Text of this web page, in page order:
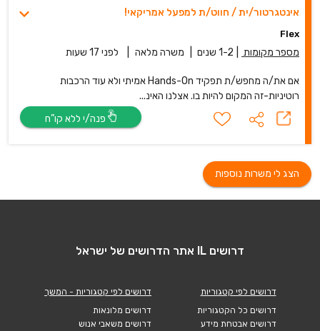
אינטגרטור/ית / חווט/ת למפעל אמריקאי!
Flex
מספר מקומות 1-2 שנים משרה מלאה לפני 17 שעות
אם את/ה מחפש/ת תפקיד Hands-On אמיתי ולא עוד הרכבות
רוטיניות-זה המקום להיות בו. אצלנו האינ...
הצג לי משרות נוספות
דרושים IL אתר הדרושים של ישראל
דרושים לפי קטגוריות
דרושים כל הקטגוריות
דרושים אבטחת מידע
דרושים לפי קטגוריות - המשך
דרושים מלונאות
דרושים משאבי אנוש